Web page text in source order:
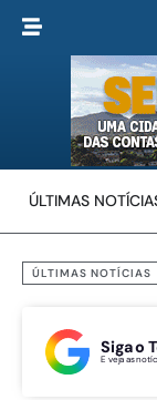
ÚLTIMAS
ÚLTIMAS NOTÍCIAS
Siga o
E veja as